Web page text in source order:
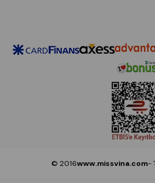
© 2016www.missvina.com-